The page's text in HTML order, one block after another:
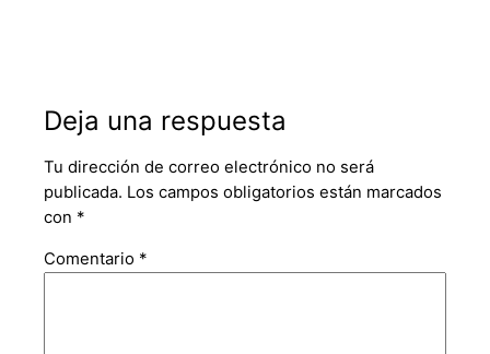
Deja una respuesta
Tu dirección de correo electrónico no será
publicada. Los campos obligatorios están marcados
con *
Comentario *